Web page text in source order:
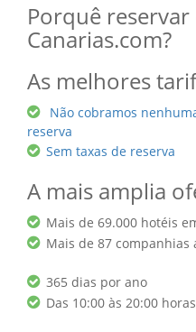
Porquê reservar
Canarias.com?
As melhores
Não cobramos
reserva
Sem taxas de reserva
A mais amplia
Mais de 69.000 hotéis
Mais de 87 companhias
365 dias por ano
Das 10:00 às 20:00 horas